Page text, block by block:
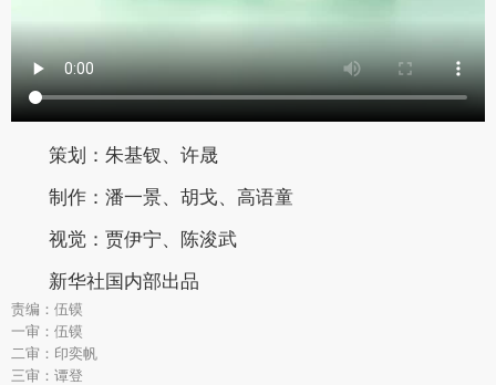
策划：朱基钗、许晟
制作：潘一景、胡戈、高语童
视觉：贾伊宁、陈浚武
新华社国内部出品
责编：伍镆
一审：伍镆
二审：印奕帆
三审：谭登